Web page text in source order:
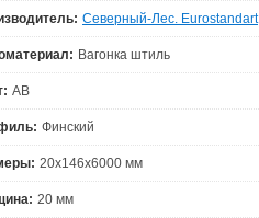
Северный-Лес. Eurostandart
Вагонка штиль
АВ
Финский
20х146х6000 мм
20 мм